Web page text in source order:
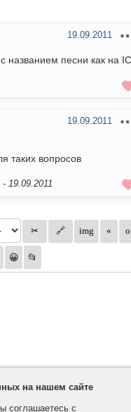
19.09.2011
названием песни как на
19.09.2011
таких вопросов
- 19.09.2011
на нашем сайте
соглашаетесь с